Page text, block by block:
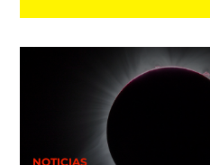
NOTICIAS